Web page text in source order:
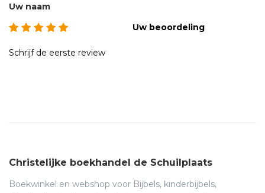
Uw naam
Uw beoordeling
Schrijf de eerste review
Christelijke boekhandel de Schuilplaats
Boekwinkel en webshop voor Bijbels, kinderbijbels,